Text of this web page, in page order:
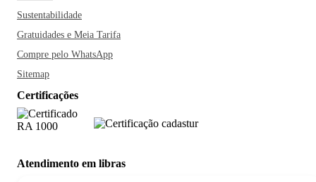
Sustentabilidade
Gratuidades e Meia Tarifa
Compre pelo WhatsApp
Sitemap
Certificações
Atendimento em libras